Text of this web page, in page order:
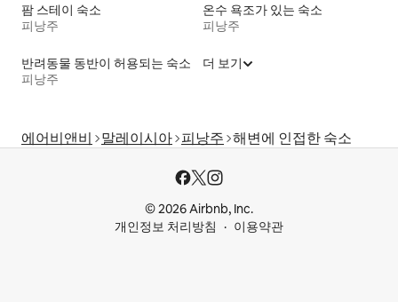
팜 스테이 숙소
피낭주
온수 욕조가 있는 숙소
피낭주
반려동물 동반이 허용되는 숙소
피낭주
더 보기
에어비앤비 말레이시아 피낭주 해변에 인접한 숙소
© 2026 Airbnb, Inc.
개인정보 처리방침
이용약관